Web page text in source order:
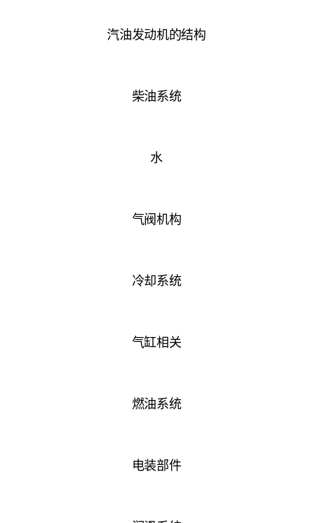
汽油发动机的结构
柴油系统
水
气阀机构
冷却系统
气缸相关
燃油系统
电装部件